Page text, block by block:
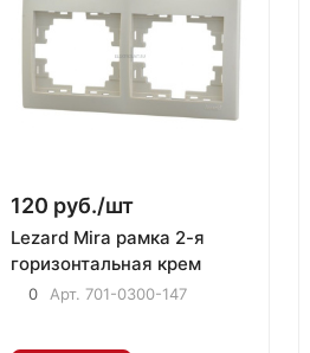
120 руб./шт
Lezard Mira рамка 2-я
горизонтальная крем
0 Арт. 701-0300-147